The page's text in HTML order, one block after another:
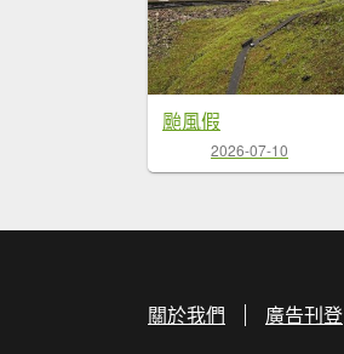
颱風假
2026-07-10
關於我們 廣告刊登